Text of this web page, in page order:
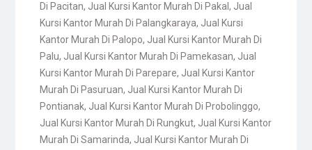
Di Pacitan, Jual Kursi Kantor Murah Di Pakal , Jual
Kursi Kantor Murah Di Palangkaraya, Jual Kursi
Kantor Murah Di Palopo, Jual Kursi Kantor Murah Di
Palu, Jual Kursi Kantor Murah Di Pamekasan, Jual
Kursi Kantor Murah Di Parepare, Jual Kursi Kantor
Murah Di Pasuruan, Jual Kursi Kantor Murah Di
Pontianak, Jual Kursi Kantor Murah Di Probolinggo,
Jual Kursi Kantor Murah Di Rungkut, Jual Kursi Kantor
Murah Di Samarinda, Jual Kursi Kantor Murah Di